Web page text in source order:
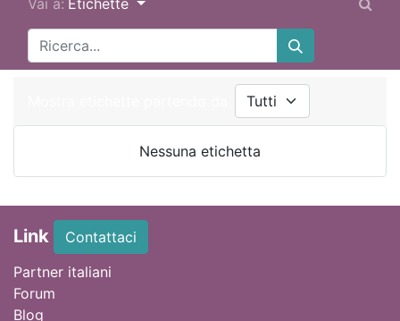
Vai a: Etichette
Nessuna etichetta
Link
Contattaci
Partner italiani
Forum
Blog